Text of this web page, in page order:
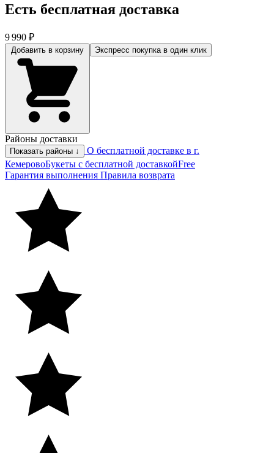
Есть бесплатная доставка
9 990 ₽
Экспресс покупка в один клик
Районы доставки
Показать районы ↓
О бесплатной доставке в г.
КемеровоБукеты с бесплатной доставкойFree
Гарантия выполнения Правила возврата